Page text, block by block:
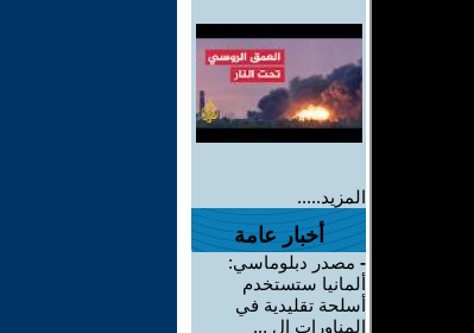
المزيد.....
أخبار عامة
- مصدر دبلوماسي:
ألمانيا ستستخدم
أسلحة تقليدية في
المناورات ال ...